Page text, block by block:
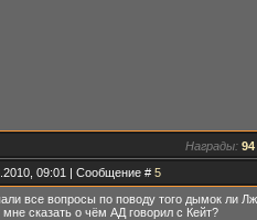
Награды: 94
09:01 | Сообщение # 5
все вопросы по поводу того дымок ли
сказать о чём АД говорил с Кейт?